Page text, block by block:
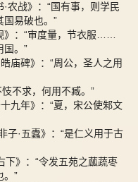
战》：“国有事，则学民
易破也。”
：“审度量，节衣服……
国。”
碑》：“周公，圣人之用
不求，何用不臧。”
年》：“夏，宋公使邾文
·五蠹》：“是仁义用于古
》：“令发五苑之蓏蔬枣
。”